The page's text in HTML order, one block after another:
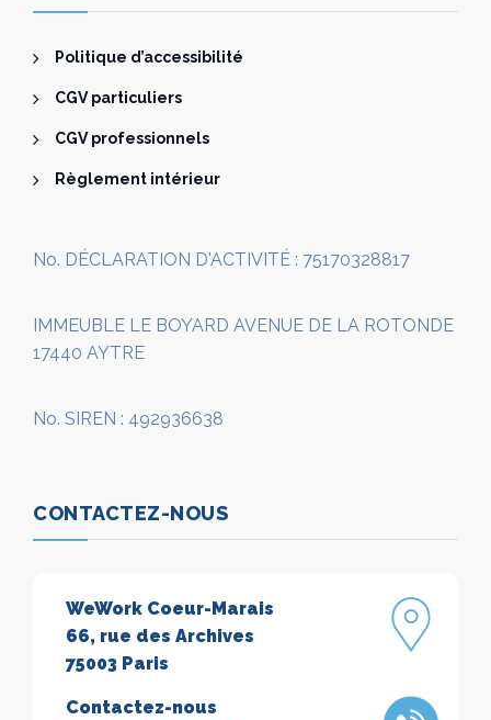
Politique d’accessibilité
CGV particuliers
CGV professionnels
Règlement intérieur
No. DÉCLARATION D'ACTIVITÉ : 75170328817
IMMEUBLE LE BOYARD AVENUE DE LA ROTONDE
17440 AYTRE
No. SIREN : 492936638
CONTACTEZ-NOUS
WeWork Coeur-Marais
66, rue des Archives
75003 Paris
Contactez-nous